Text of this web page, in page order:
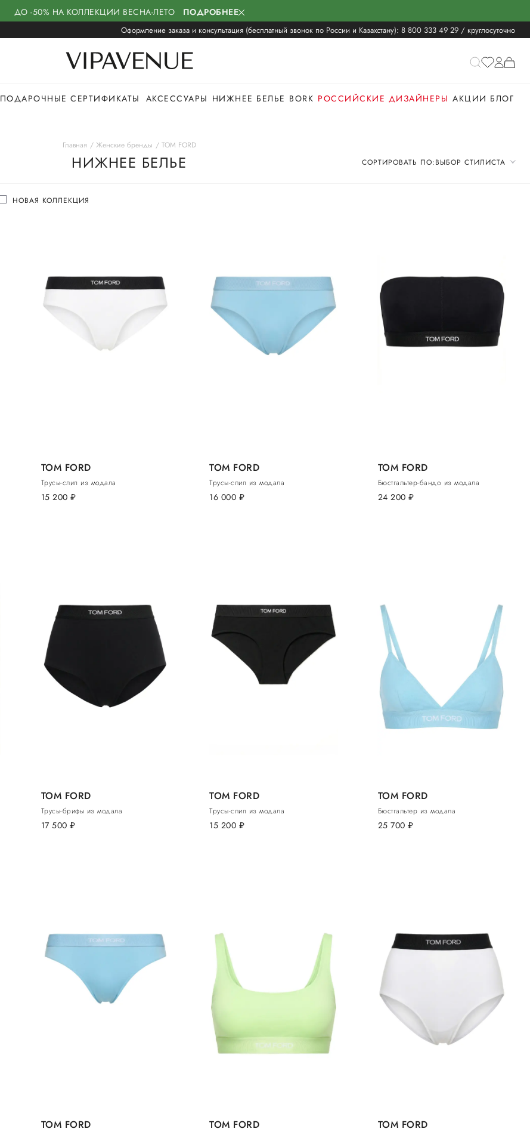
ДО -50% НА КОЛЛЕКЦИИ ВЕСНА-ЛЕТО ПОДРОБНЕЕ
Оформление заказа и консультация (бесплатный звонок по России и Казахстану): 8 800 333 49 29 / круглосуточно
ПОДАРОЧНЫЕ СЕРТИФИКАТЫ АКСЕССУАРЫ НИЖНЕЕ БЕЛЬЕ BORK РОССИЙСКИЕ ДИЗАЙНЕРЫ АКЦИИ БЛОГ
Главная Женские бренды TOM FORD
НИЖНЕЕ БЕЛЬЕ СОРТИРОВАТЬ ПО:ВЫБОР СТИЛИСТА
НОВАЯ КОЛЛЕКЦИЯ
TOM FORD
Трусы-слип из модала
15 200 руб.
TOM FORD
Трусы-слип из модала
16 000 руб.
TOM FORD
Бюстгальтер-бандо из модала
24 200 руб.
TOM FORD
Трусы-брифы из модала
17 500 руб.
TOM FORD
Трусы-слип из модала
15 200 руб.
TOM FORD
Бюстгальтер из модала
25 700 руб.
TOM FORD TOM FORD TOM FORD